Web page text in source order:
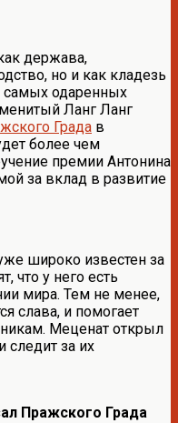
держава,
но и как кладезь
самых одаренных
Ланг Ланг
Града в
более чем
премии Антонина
за вклад в развитие
широко известен за
что у него есть
мира. Тем не менее,
слава, и помогает
Меценат открыл
за их
Пражского Града